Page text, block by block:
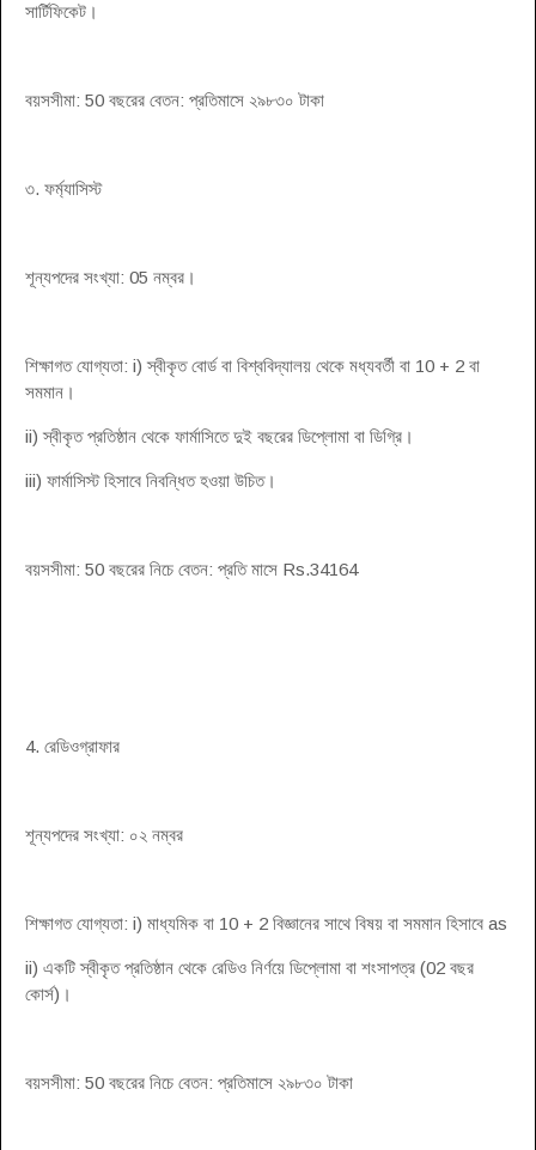
সার্টিফিকেট।
বয়সসীমা: 50 বছরের বেতন: প্রতিমাসে ২৯৮৩০ টাকা
৩. ফর্ম্যাসিস্ট
শূন্যপদের সংখ্যা: 05 নম্বর।
শিক্ষাগত যোগ্যতা: i) স্বীকৃত বোর্ড বা বিশ্ববিদ্যালয় থেকে মধ্যবর্তী বা 10 + 2 বা
সমমান।
ii) স্বীকৃত প্রতিষ্ঠান থেকে ফার্মাসিতে দুই বছরের ডিপ্লোমা বা ডিগ্রি।
iii) ফার্মাসিস্ট হিসাবে নিবন্ধিত হওয়া উচিত।
বয়সসীমা: 50 বছরের নিচে বেতন: প্রতি মাসে Rs.34164
4. রেডিওগ্রাফার
শূন্যপদের সংখ্যা: ০২ নম্বর
শিক্ষাগত যোগ্যতা: i) মাধ্যমিক বা 10 + 2 বিজ্ঞানের সাথে বিষয় বা সমমান হিসাবে as
ii) একটি স্বীকৃত প্রতিষ্ঠান থেকে রেডিও নির্ণয়ে ডিপ্লোমা বা শংসাপত্র (02 বছর
কোর্স)।
বয়সসীমা: 50 বছরের নিচে বেতন: প্রতিমাসে ২৯৮৩০ টাকা